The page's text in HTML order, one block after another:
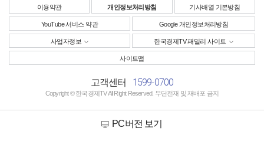
이용약관 개인정보처리방침 기사배열 기본방침
YouTube 서비스 약관 Google 개인정보처리방침
사업자정보 한국경제TV 패밀리 사이트
사이트맵
고객센터 1599-0700
Copyright © 한국경제TV All Right Reserved. 무단전재 및 재배포 금지
PC버전 보기